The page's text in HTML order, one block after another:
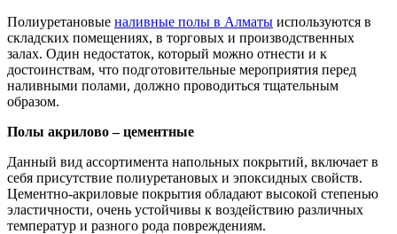
Полиуретановые наливные полы в Алматы используются в
складских помещениях, в торговых и производственных
залах. Один недостаток, который можно отнести и к
достоинствам, что подготовительные мероприятия перед
наливными полами, должно проводиться тщательным
образом.
Полы акрилово – цементные
Данный вид ассортимента напольных покрытий, включает в
себя присутствие полиуретановых и эпоксидных свойств.
Цементно-акриловые покрытия обладают высокой степенью
эластичности, очень устойчивы к воздействию различных
температур и разного рода повреждениям.